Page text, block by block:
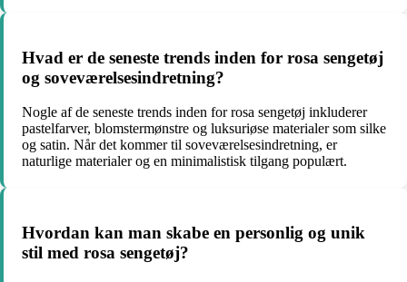
Hvad er de seneste trends inden for rosa sengetøj
og soveværelsesindretning?
Nogle af de seneste trends inden for rosa sengetøj inkluderer
pastelfarver, blomstermønstre og luksuriøse materialer som silke
og satin. Når det kommer til soveværelsesindretning, er
naturlige materialer og en minimalistisk tilgang populært.
Hvordan kan man skabe en personlig og unik
stil med rosa sengetøj?